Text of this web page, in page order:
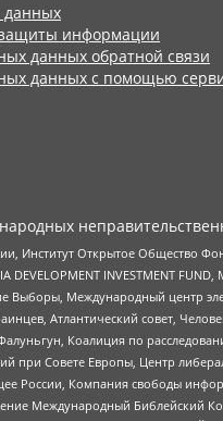
данных
информации
данных обратной связи
данных с помощью
Институт Открытое Общество
INVESTMENT
Выборы, Международный центр
Атлантический совет,
Коалиция по
при Совете Европы, Центр
России, Компания свободы
Международный Библейский